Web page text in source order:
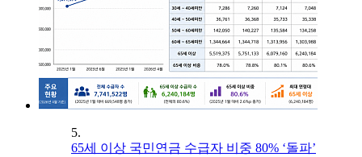
5.
65세 이상 국민연금 수급자 비중 80% ‘돌파’